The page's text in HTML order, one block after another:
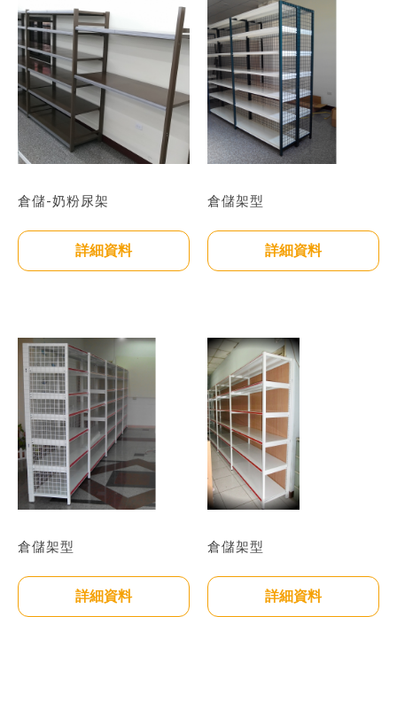
倉儲-奶粉尿架
詳細資料
倉儲架型
詳細資料
倉儲架型
詳細資料
倉儲架型
詳細資料